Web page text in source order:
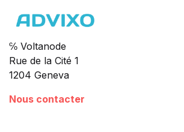
℅ Voltanode
Rue de la Cité 1
1204 Geneva
Nous contacter